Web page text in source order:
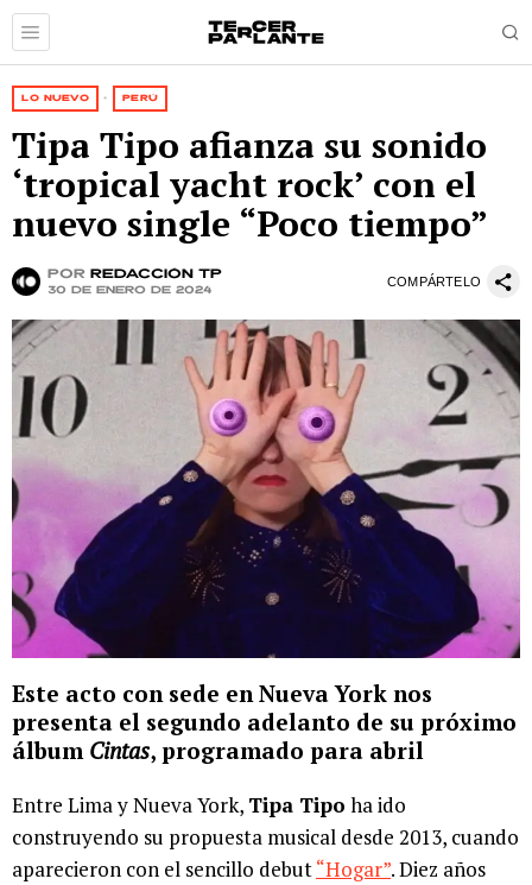
LO NUEVO · PERÚ
Tipa Tipo afianza su sonido
‘tropical yacht rock’ con el
nuevo single “Poco tiempo”
por Redacción TP
30 de enero de 2024
COMPÁRTELO
Este acto con sede en Nueva York nos
presenta el segundo adelanto de su próximo
álbum Cintas, programado para abril
Entre Lima y Nueva York, Tipa Tipo ha ido
construyendo su propuesta musical desde 2013, cuando
aparecieron con el sencillo debut“Hogar”. Diez años